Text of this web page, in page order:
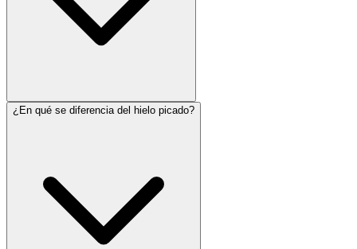
¿En qué se diferencia del hielo picado?